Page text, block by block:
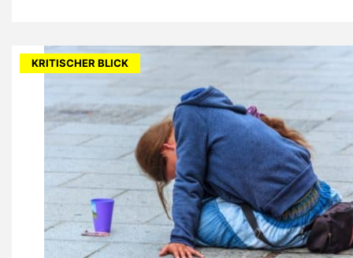
KRITISCHER BLICK